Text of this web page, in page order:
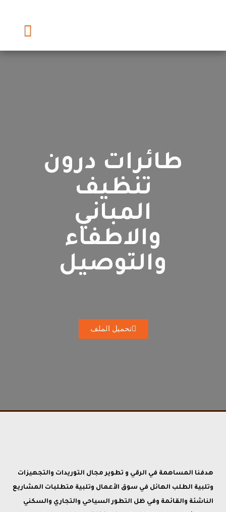
طائرات درون
تنظيف
المباني
والاطفاء
والتوصيل
تحميل الملف
هدفنا المساهمة في الرقي و تطوير مجال التوريدات والتجهيزات
وتلبية الطلب الهائل في سوق الأعمال وتلبية متطلبات المشاريع
الناشئة والقائمة وفي ظل التطور السياحي والتجاري والسكني